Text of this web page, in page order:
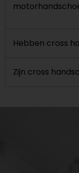
Hebben cross
Zijn cross